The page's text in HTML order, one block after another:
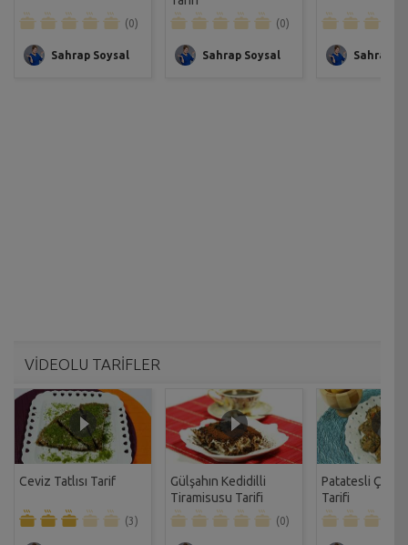
(0)
Sahrap Soysal
(0)
Sahrap Soysal Sahrap
VİDEOLU TARİFLER
Ceviz Tatlısı Tarif
(3)
Gülşahın Kedidilli
Tiramisusu Tarifi
(0)
Patatesli Çıtır
Tarifi